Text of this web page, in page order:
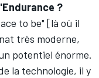
?
to be" [là où il
très moderne,
potentiel énorme.
la technologie, il y